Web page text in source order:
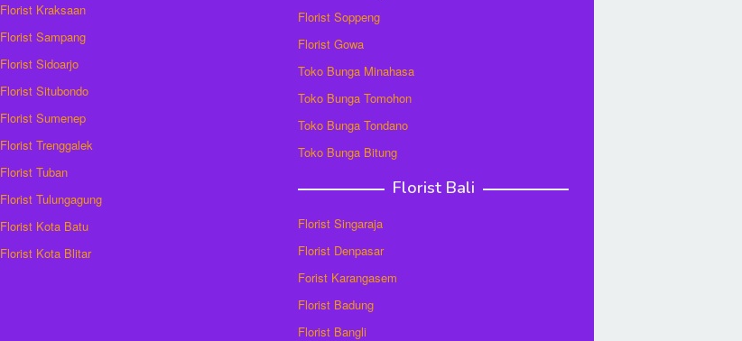
Florist Kraksaan
Florist Sampang
Florist Sidoarjo
Florist Situbondo
Florist Sumenep
Florist Trenggalek
Florist Tuban
Florist Tulungagung
Florist Kota Batu
Florist Kota Blitar
Florist Soppeng
Florist Gowa
Toko Bunga Minahasa
Toko Bunga Tomohon
Toko Bunga Tondano
Toko Bunga Bitung
Florist Bali
Florist Singaraja
Florist Denpasar
Forist Karangasem
Florist Badung
Florist Bangli